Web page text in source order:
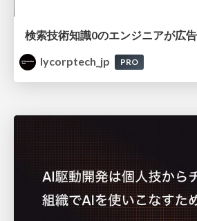
lycorptech_jp
PRO